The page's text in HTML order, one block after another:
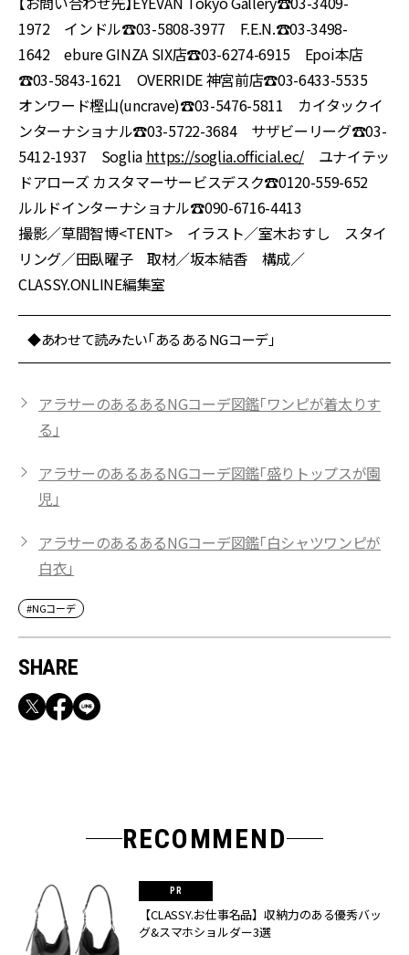
1972 インドル☎︎03-5808-3977 F.E.N.☎︎03-3498-
1642 ebure GINZA SIX店☎︎03-6274-6915 Epoi本店
☎︎03-5843-1621 OVERRIDE 神宮前店☎︎03-6433-5535
オンワード樫山(uncrave)☎︎03-5476-5811 カイタックイ
ンターナショナル☎︎03-5722-3684 サザビーリーグ☎︎03-
5412-1937 Soglia https://soglia.official.ec/ユナイテッ
ドアローズ カスタマーサービスデスク☎︎0120-559-652
ルルドインターナショナル☎︎090-6716-4413
撮影／草間智博<TENT> イラスト／室木おすし スタイ
リング／田臥曜子 取材／坂本結香 構成／
CLASSY.ONLINE編集室
◆あわせて読みたい「あるあるNGコーデ」
アラサーのあるあるNGコーデ図鑑「ワンピが着太りす
る」
アラサーのあるあるNGコーデ図鑑「盛りトップスが園
児」
アラサーのあるあるNGコーデ図鑑「白シャツワンピが
白衣」
#NGコーデ
SHARE
RECOMMEND
【CLASSY.お仕事名品】収納力のある優秀バッ
グ&スマホショルダー3選